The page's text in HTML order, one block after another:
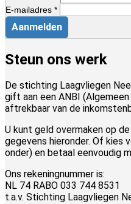
E-mailadres *
Aanmelden
Steun ons werk
De stichting Laagvliegen
gift aan een ANBI
aftrekbaar van de
U kunt geld overmaken op
gegevens hieronder. Of kies
onder) en betaal eenvoudig
Ons rekeningnummer is:
NL 74 RABO 033 744 8531
t.a.v. Stichting Laagvliegen